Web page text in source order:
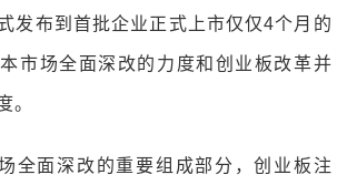
发布到首批企业正式上市仅仅4个月的
市场全面深改的力度和创业板改革并
。
全面深改的重要组成部分，创业板注